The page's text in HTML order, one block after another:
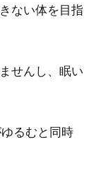
ない体を目指
せんし、眠い
るむと同時